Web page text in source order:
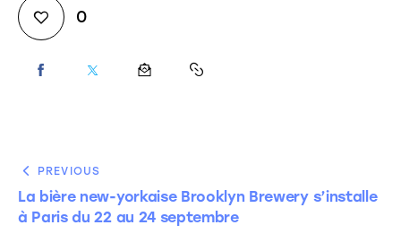
0
PREVIOUS
La bière new-yorkaise Brooklyn Brewery s’installe
à Paris du 22 au 24 septembre